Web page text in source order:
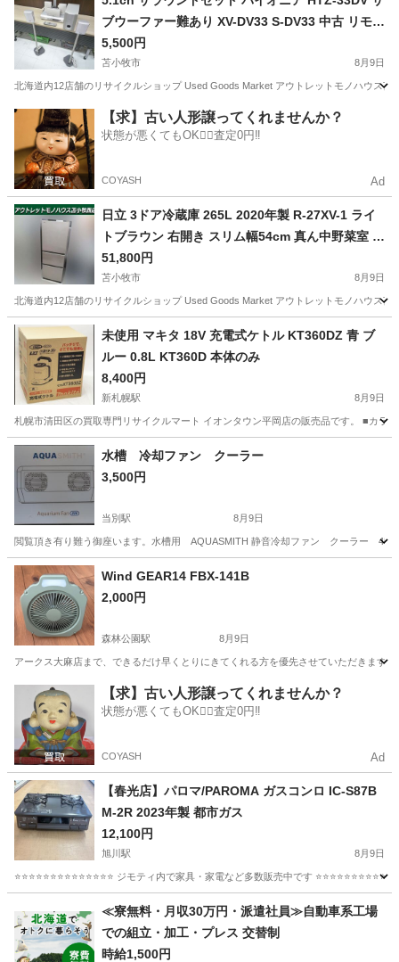
ブウーファー難あり XV-DV33 S-DV33 中古 リモコ
ン付き Pioneer 苫小牧西店
5,500円
苫小牧市 8月9日
北海道内12店舗のリサイクルショップ Used Goods Market アウトレットモノハウ
北海道 苫小牧市 オーディオ サブウーファー
【求】古い人形譲ってくれませんか？
状態が悪くてもOK🙆‍♀️査定0円‼️
COYASH Ad
日立 3ドア冷蔵庫 265L 2020年製 R-27XV-1 ライ
トブラウン 右開き スリム幅54cm 真ん中野菜室 2
00Lクラス キッチン家電 HITACHI 苫小牧西店
51,800円
苫小牧市 8月9日
北海道内12店舗のリサイクルショップ Used Goods Market アウトレットモノハウ
北海道 苫小牧市 キッチン家電
未使用 マキタ 18V 充電式ケトル KT360DZ 青 ブ
ルー 0.8L KT360D 本体のみ
8,400円
新札幌駅 8月9日
札幌市清田区の買取専門リサイクルマート イオンタウン平岡店の販売品です
北海道 札幌市 新札幌駅 キッチン家電
水槽 冷却ファン クーラー
3,500円
当別駅 8月9日
閲覧頂き有り難う御座います。水槽用 AQUASMITH 静音冷却ファン クーラー 45
北海道 石狩郡 Wind GEAR14 FBX-141B
2,000円
森林公園駅 8月9日
アークス大麻店まで、できるだけ早くとりにきてくれる方を優先させていただきます
北海道 森林公園駅 季節、空調家電
【求】古い人形譲ってくれませんか？
状態が悪くてもOK🙆‍♀️査定0円‼️
COYASH Ad
【春光店】パロマ/PAROMA ガスコンロ IC-S87B
M-2R 2023年製 都市ガス
12,100円
旭川駅 8月9日
⭐⭐⭐⭐⭐⭐⭐⭐⭐⭐⭐⭐⭐⭐ ジモティ内で家具・家電など多数販売中です
旭川駅 キッチン家電 PAROMA
≪寮無料・月収30万円・派遣社員≫自動車系工場
での組立・加工・プレス 交替制
時給1,500円